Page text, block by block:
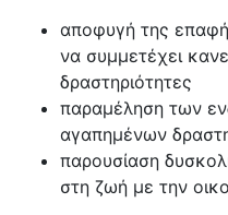
αποφυγή της
να συμμετέχει
δραστηριότητες
παραμέληση των
αγαπημένων
παρουσίαση
στη ζωή με την